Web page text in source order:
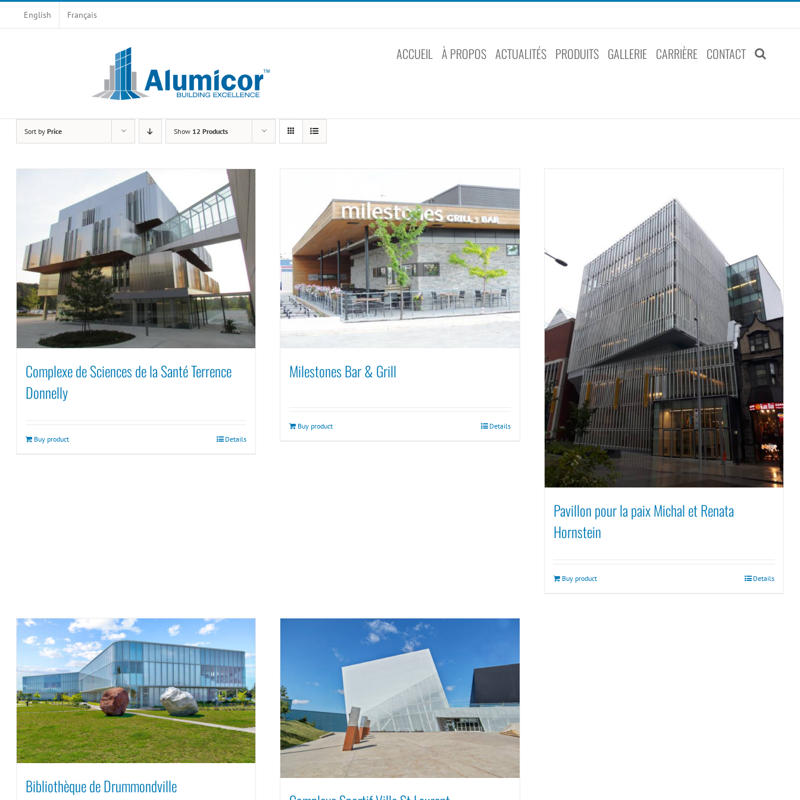
English Français
ACCUEIL À PROPOS ACTUALITÉS PRODUITS GALLERIE CARRIÈRE CONTACT
Sort by Price Show 12 Products
Complexe de Sciences de la Santé Terrence
Donnelly
Buy product Details
Milestones Bar & Grill
Buy product Details
Pavillon pour la paix Michal et Renata
Hornstein
Buy product Details
Bibliothèque de Drummondville